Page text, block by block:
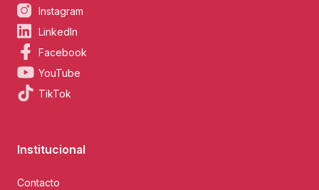
Instagram
LinkedIn
Facebook
YouTube
TikTok
Institucional
Contacto